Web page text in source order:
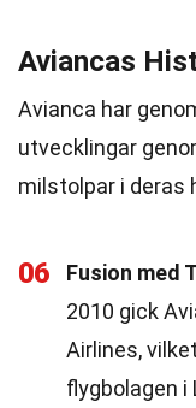
Aviancas
Avianca har
utvecklingar
milstolpar i deras
06
Fusion med
2010 gick
Airlines,
flygbolagen i